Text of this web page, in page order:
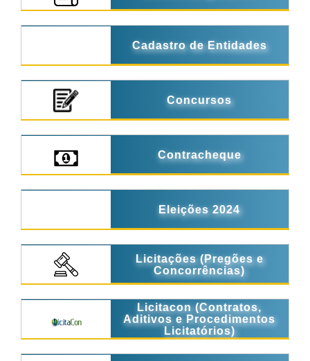
Cadastro de Entidades
Concursos
Contracheque
Eleições 2024
Licitações (Pregões e
Concorrências)
Licitacon (Contratos,
Aditivos e Procedimentos
Licitatórios)